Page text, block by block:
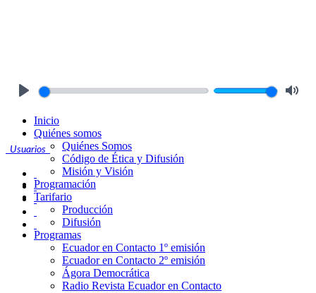
Usuarios
Inicio
Quiénes somos
Quiénes Somos
Código de Ética y Difusión
Misión y Visión
Programación
Tarifario
Producción
Difusión
Programas
Ecuador en Contacto 1º emisión
Ecuador en Contacto 2º emisión
Ágora Democrática
Radio Revista Ecuador en Contacto